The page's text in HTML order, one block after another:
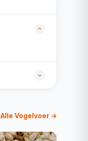
Alle Vogelvoer →